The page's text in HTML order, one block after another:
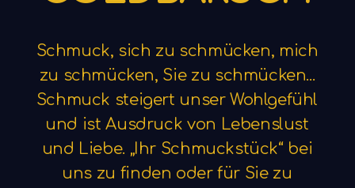
Schmuck, sich zu schmücken, mich
zu schmücken, Sie zu schmücken...
Schmuck steigert unser Wohlgefühl
und ist Ausdruck von Lebenslust
und Liebe. „Ihr Schmuckstück“ bei
uns zu finden oder für Sie zu